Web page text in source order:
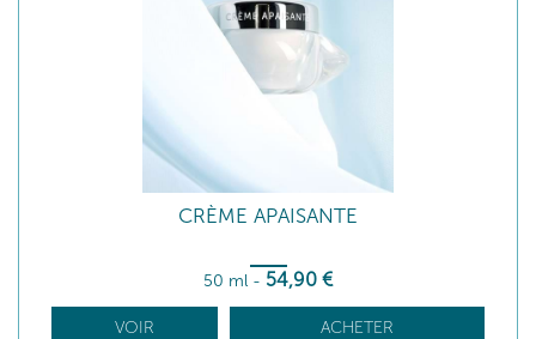
CRÈME APAISANTE
50 ml - 54,90 €
VOIR ACHETER